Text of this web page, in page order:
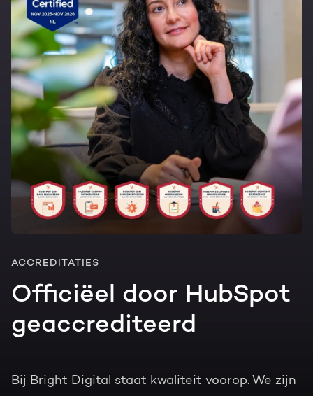
ACCREDITATIES
Officiëel door HubSpot
geaccrediteerd
Bij Bright Digital staat kwaliteit voorop. We zijn